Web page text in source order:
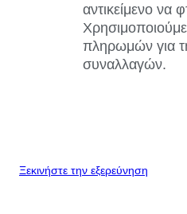
αντικείμενο να
πληρωμών για
συναλλαγών.
Ξεκινήστε την εξερεύνηση